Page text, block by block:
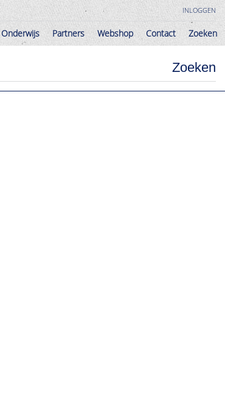
INLOGGEN
Onderwijs Partners Webshop Contact Zoeken